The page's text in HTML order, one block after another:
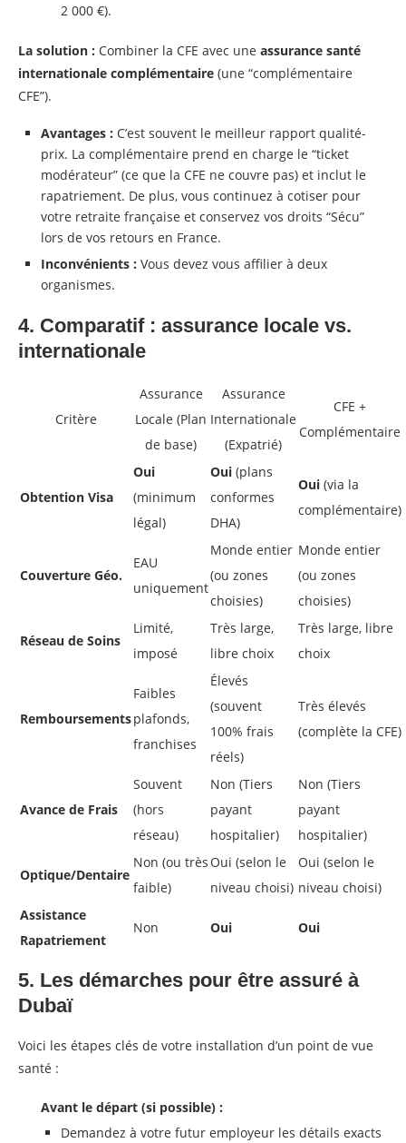
2 000 €).
La solution : Combiner la CFE avec une assurance santé
internationale complémentaire (une “complémentaire
CFE”).
Avantages : C’est souvent le meilleur rapport qualité-
prix. La complémentaire prend en charge le “ticket
modérateur” (ce que la CFE ne couvre pas) et inclut le
rapatriement. De plus, vous continuez à cotiser pour
votre retraite française et conservez vos droits “Sécu”
lors de vos retours en France.
Inconvénients : Vous devez vous affilier à deux
organismes.
4. Comparatif : assurance locale vs.
internationale
Critère
Assurance
Locale (Plan
de base)
Assurance
Internationale
(Expatrié)
CFE +
Complémentaire
Obtention Visa
Oui
(minimum
légal)
Oui (plans
conformes
DHA)
Oui (via la
complémentaire)
Couverture Géo.
EAU
uniquement
Monde entier
(ou zones
choisies)
Monde entier
(ou zones
choisies)
Réseau de Soins
Limité,
imposé
Très large,
libre choix
Très large, libre
choix
Remboursements
Faibles
plafonds,
franchises
Élevés
(souvent
100% frais
réels)
Très élevés
(complète la CFE)
Avance de Frais
Souvent
(hors
réseau)
Non (Tiers
payant
hospitalier)
Non (Tiers
payant
hospitalier)
Optique/Dentaire
Non (ou très
faible)
Oui (selon le
niveau choisi)
Oui (selon le
niveau choisi)
Assistance
Rapatriement
Non Oui Oui
5. Les démarches pour être assuré à
Dubaï
Voici les étapes clés de votre installation d’un point de vue
santé :
Avant le départ (si possible) :
Demandez à votre futur employeur les détails exacts